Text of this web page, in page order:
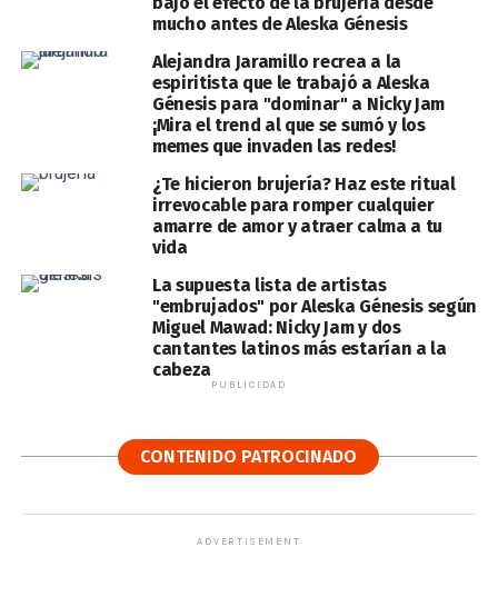
mucho antes de Aleska Génesis
Alejandra Jaramillo recrea a la
espiritista que le trabajó a Aleska
Génesis para "dominar" a Nicky Jam
¡Mira el trend al que se sumó y los
memes que invaden las redes!
¿Te hicieron brujería? Haz este ritual
irrevocable para romper cualquier
amarre de amor y atraer calma a tu
vida
La supuesta lista de artistas
"embrujados" por Aleska Génesis según
Miguel Mawad: Nicky Jam y dos
cantantes latinos más estarían a la
cabeza
PUBLICIDAD
CONTENIDO PATROCINADO
ADVERTISEMENT